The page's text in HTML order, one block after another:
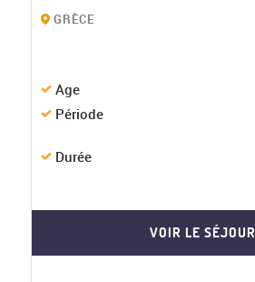
GRÈCE
Age
Période
Durée
VOIR LE SÉJOUR